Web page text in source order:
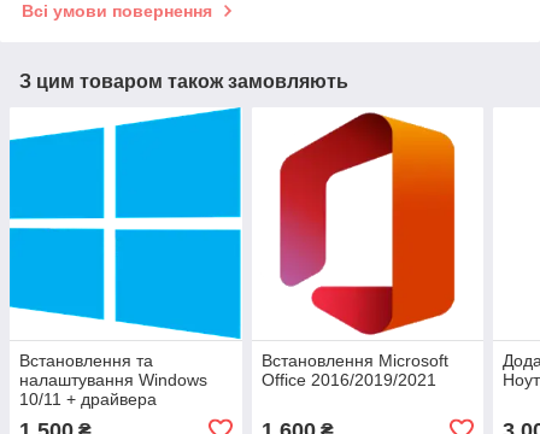
Всі умови повернення
З цим товаром також замовляють
Встановлення та
налаштування Windows
10/11 + драйвера
Встановлення Microsoft
Office 2016/2019/2021